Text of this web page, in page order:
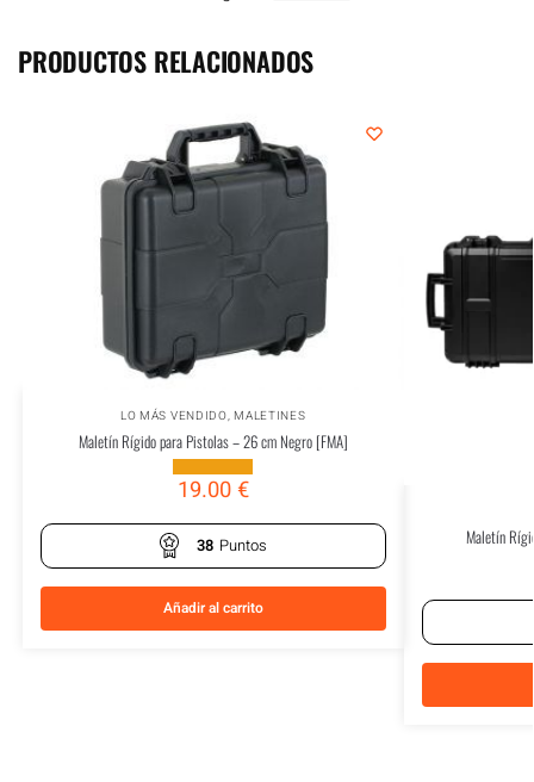
PRODUCTOS RELACIONADOS
LO MÁS VENDIDO,MALETINES
Maletín Rígido para Pistolas – 26 cm Negro [FMA]
19.00€
38 Puntos
Añadir al carrito
Maletín